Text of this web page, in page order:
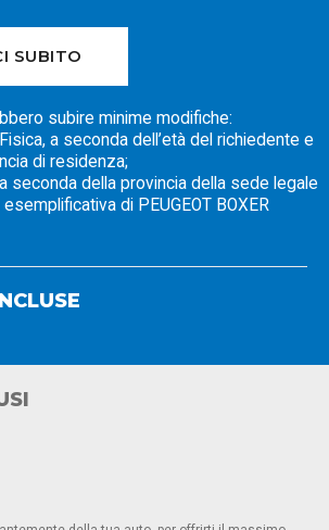
SUBITO
subire minime modifiche:
a seconda dell’età del richiedente e
di residenza;
seconda della provincia della sede legale
esemplificativa di PEUGEOT BOXER